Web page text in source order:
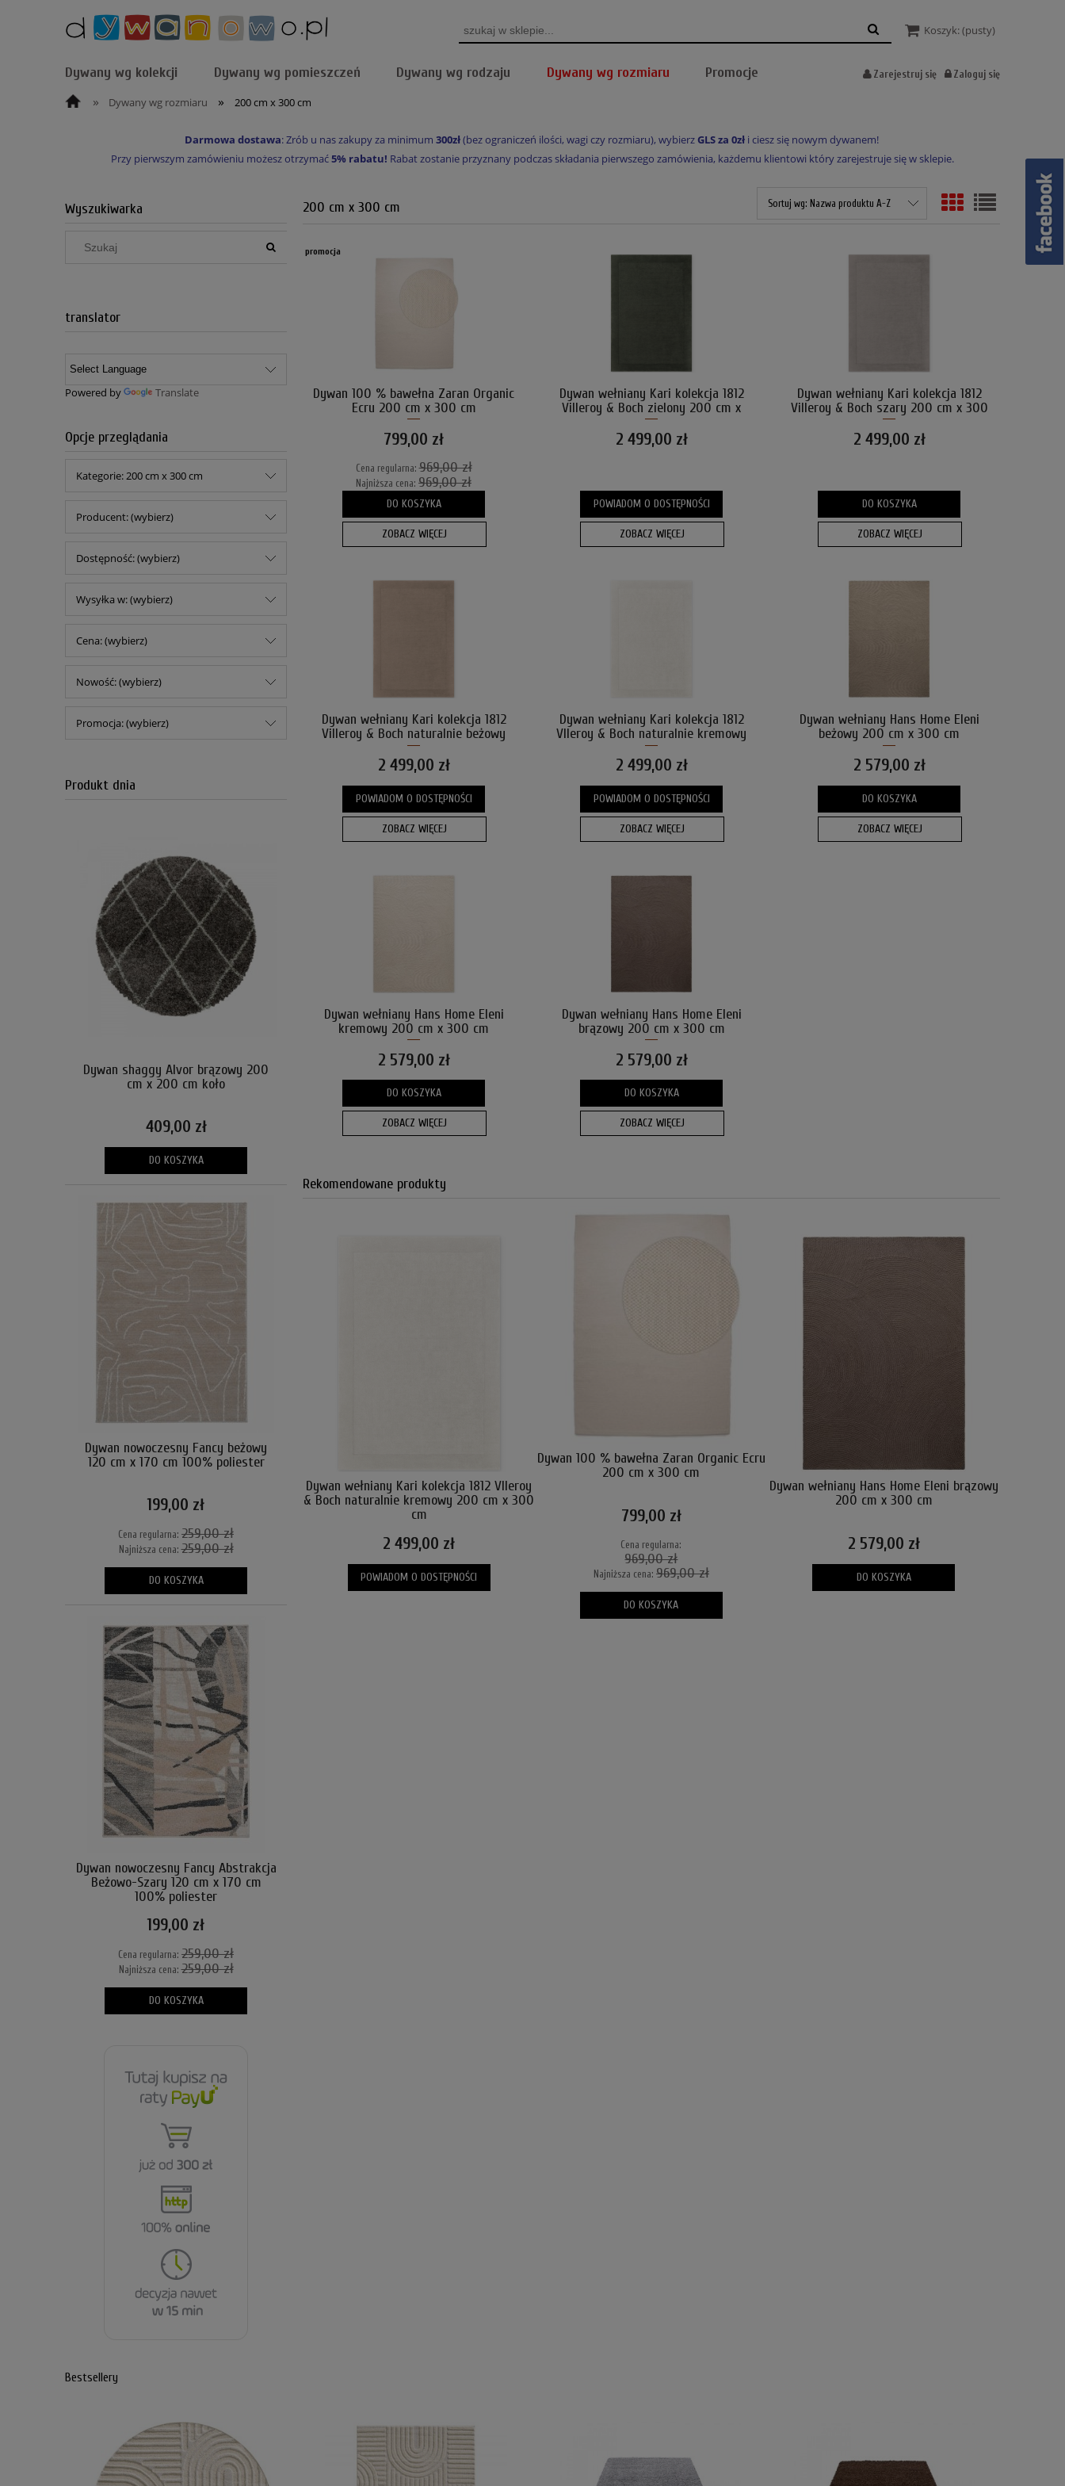
Koszyk:(pusty)
Dywany wg kolekcji Dywany wg pomieszczeń Dywany wg rodzaju Dywany wg rozmiaru Promocje Zarejestruj się Zaloguj się
» Dywany wg rozmiaru » 200 cm x 300 cm
Darmowa dostawa: Zrób u nas zakupy za minimum 300zł(bez ograniczeń ilości, wagi czy rozmiaru), wybierzGLS za 0złi ciesz się nowym dywanem!
Przy pierwszym zamówieniu możesz otrzymać5% rabatu! Rabat zostanie przyznany podczas składania pierwszego zamówienia, każdemu klientowi który zarejestruje się w sklepie.
Wyszukiwarka
translator
Powered by Translate
Opcje przeglądania
Kategorie: 200 cm x 300 cm
Producent: (wybierz)
Dostępność: (wybierz)
Wysyłka w: (wybierz)
Cena: (wybierz)
Nowość: (wybierz)
Promocja: (wybierz)
Produkt dnia
Dywan shaggy Alvor brązowy 200
cm x 200 cm koło
409,00 zł
DO KOSZYKA
Dywan nowoczesny Fancy beżowy
120 cm x 170 cm 100% poliester
199,00 zł
Cena regularna: 259,00 zł
Najniższa cena:259,00 zł
DO KOSZYKA
Dywan nowoczesny Fancy Abstrakcja
Beżowo-Szary 120 cm x 170 cm
100% poliester
199,00 zł
Cena regularna: 259,00 zł
Najniższa cena:259,00 zł
DO KOSZYKA
200 cm x 300 cm Sortuj wg: Nazwa produktu A-Z
Dywan 100 % bawełna Zaran Organic
Ecru 200 cm x 300 cm
799,00 zł
Cena regularna:969,00 zł
Najniższa cena: 969,00 zł
DO KOSZYKA
ZOBACZ WIĘCEJ
promocja
Dywan wełniany Kari kolekcja 1812
Villeroy & Boch zielony 200 cm x
300 cm
2 499,00 zł
POWIADOM O DOSTĘPNOŚCI
ZOBACZ WIĘCEJ
Dywan wełniany Kari kolekcja 1812
Villeroy & Boch szary 200 cm x 300
cm
2 499,00 zł
DO KOSZYKA
ZOBACZ WIĘCEJ
Dywan wełniany Kari kolekcja 1812
Villeroy & Boch naturalnie beżowy
200 cm x 300 cm
2 499,00 zł
POWIADOM O DOSTĘPNOŚCI
ZOBACZ WIĘCEJ
Dywan wełniany Kari kolekcja 1812
Vlleroy & Boch naturalnie kremowy
200 cm x 300 cm
2 499,00 zł
POWIADOM O DOSTĘPNOŚCI
ZOBACZ WIĘCEJ
Dywan wełniany Hans Home Eleni
beżowy 200 cm x 300 cm
2 579,00 zł
DO KOSZYKA
ZOBACZ WIĘCEJ
Dywan wełniany Hans Home Eleni
kremowy 200 cm x 300 cm
2 579,00 zł
DO KOSZYKA
ZOBACZ WIĘCEJ
Dywan wełniany Hans Home Eleni
brązowy 200 cm x 300 cm
2 579,00 zł
DO KOSZYKA
ZOBACZ WIĘCEJ
Rekomendowane produkty
Dywan wełniany Kari kolekcja 1812 Vlleroy
& Boch naturalnie kremowy 200 cm x 300
cm
2 499,00 zł
POWIADOM O DOSTĘPNOŚCI
Dywan 100 % bawełna Zaran Organic Ecru
200 cm x 300 cm
799,00 zł
Cena regularna:
969,00 zł
Najniższa cena: 969,00 zł
DO KOSZYKA
Dywan wełniany Hans Home Eleni brązowy
200 cm x 300 cm
2 579,00 zł
DO KOSZYKA
Bestsellery